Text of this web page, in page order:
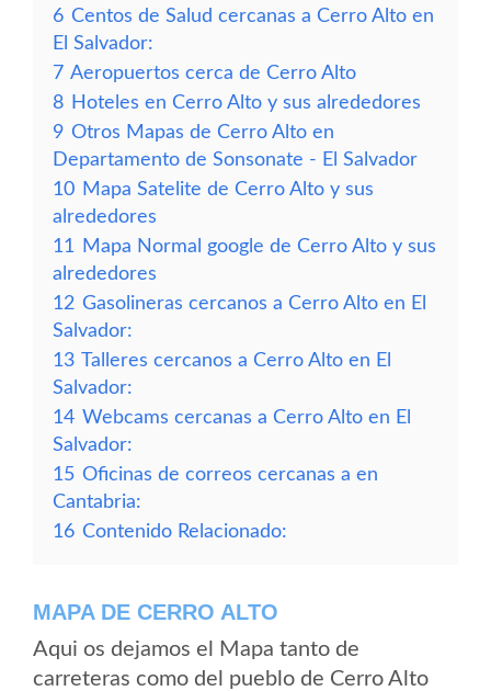
6 Centos de Salud cercanas a Cerro Alto en
El Salvador:
7 Aeropuertos cerca de Cerro Alto
8 Hoteles en Cerro Alto y sus alrededores
9 Otros Mapas de Cerro Alto en
Departamento de Sonsonate - El Salvador
10 Mapa Satelite de Cerro Alto y sus
alrededores
11
Mapa Normal google de Cerro Alto y sus
alrededores
12 Gasolineras cercanos a Cerro Alto en El
Salvador:
13 Talleres cercanos a Cerro Alto en El
Salvador:
14 Webcams cercanas a Cerro Alto en El
Salvador:
15 Oficinas de correos cercanas a en
Cantabria:
16 Contenido Relacionado:
MAPA DE CERRO ALTO
Aqui os dejamos el Mapa tanto de
carreteras como del pueblo de Cerro Alto